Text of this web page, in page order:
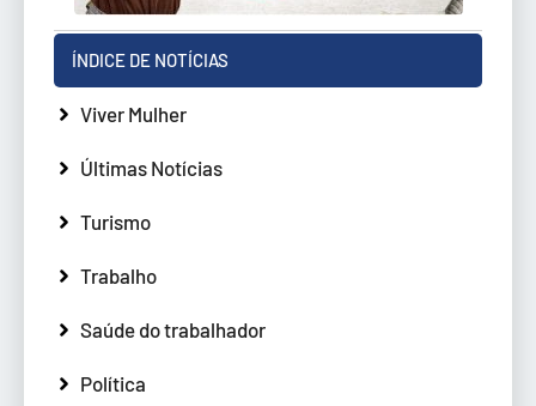
ÍNDICE DE NOTÍCIAS
Viver Mulher
Últimas Notícias
Turismo
Trabalho
Saúde do trabalhador
Política